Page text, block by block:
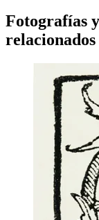
Fotografías
relacionados